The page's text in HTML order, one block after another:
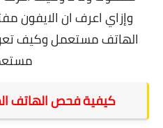
وإزاي اعرف ان الايفون
الهاتف مستعمل وكيف
كيفية فحص الهاتف